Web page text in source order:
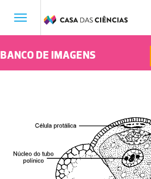
Toggle
BANCO DE IMAGENS